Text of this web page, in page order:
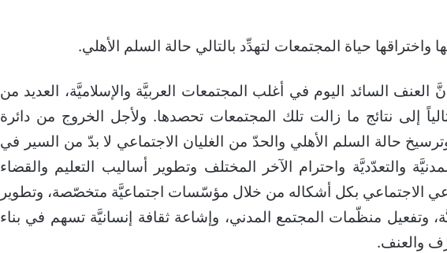
واختراقها حياة المجتمعات لتهدِّد بالتالي حالة السلم الأهلي.
العنف السائد اليوم في أغلب المجتمعات العربيَّة والإسلاميَّة، العديد من
إلى نتائج ما زالت تلك المجتمعات تحصدها. ولأجل الخروج من دائرة
حالة السلم الأهلي والحدّ من الغليان الاجتماعي لا بدّ من السير في
والتعدّديَّة واحترام الآخر المختلف وتطوير أساليب التعليم والقضاء
الاجتماعي بكل أشكاله من خلال مؤسّسات اجتماعيَّة متخصّصة، وتطوير
وتفعيل منظّمات المجتمع المدني، وإشاعة ثقافة إنسانيَّة تسهم في بناء
والعنف.